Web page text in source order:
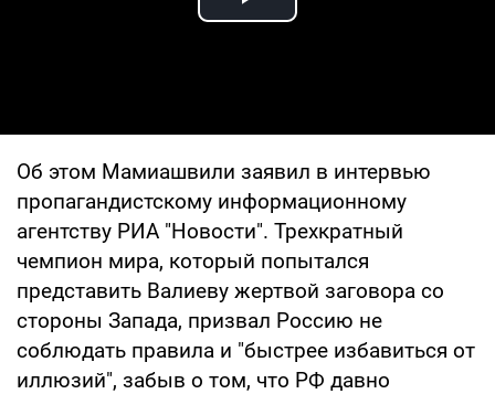
Play Video
Об этом Мамиашвили заявил в интервью
пропагандистскому информационному
агентству РИА "Новости". Трехкратный
чемпион мира, который попытался
представить Валиеву жертвой заговора со
стороны Запада, призвал Россию не
соблюдать правила и "быстрее избавиться от
иллюзий", забыв о том, что РФ давно